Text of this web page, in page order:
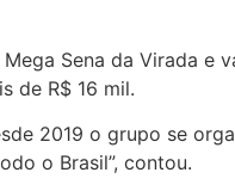
Sena da Virada e
de R$ 16 mil.
2019 o grupo se
o Brasil”, contou.